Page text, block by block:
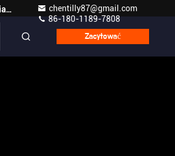
Guangzhou Qianyuan Construction Machinery Co,.LTD
chentilly87@gmail.com
86-180-1189-7808
Zacytować